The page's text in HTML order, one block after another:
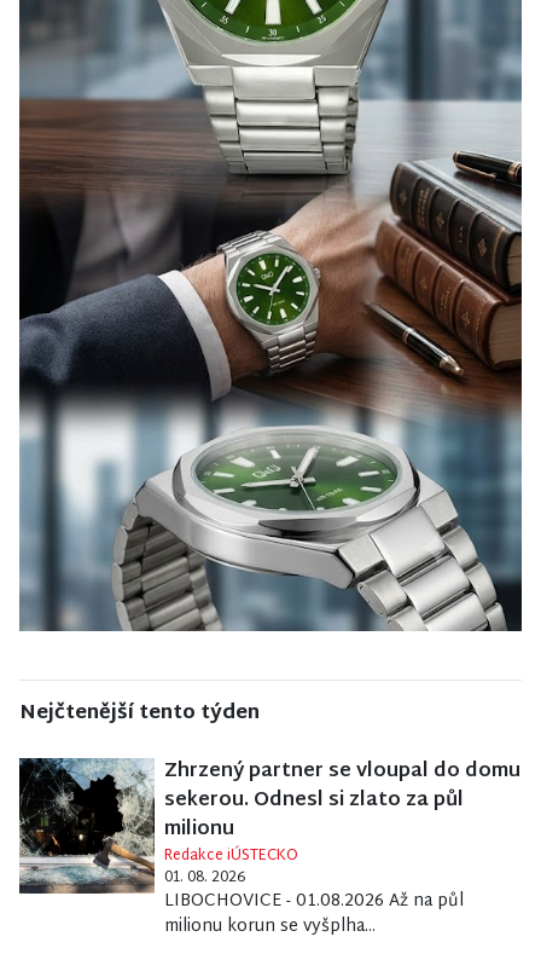
Nejčtenější tento týden
Zhrzený partner se vloupal do domu
sekerou. Odnesl si zlato za půl
milionu
Redakce iÚSTECKO
01. 08. 2026
LIBOCHOVICE - 01.08.2026 Až na půl
milionu korun se vyšplha...